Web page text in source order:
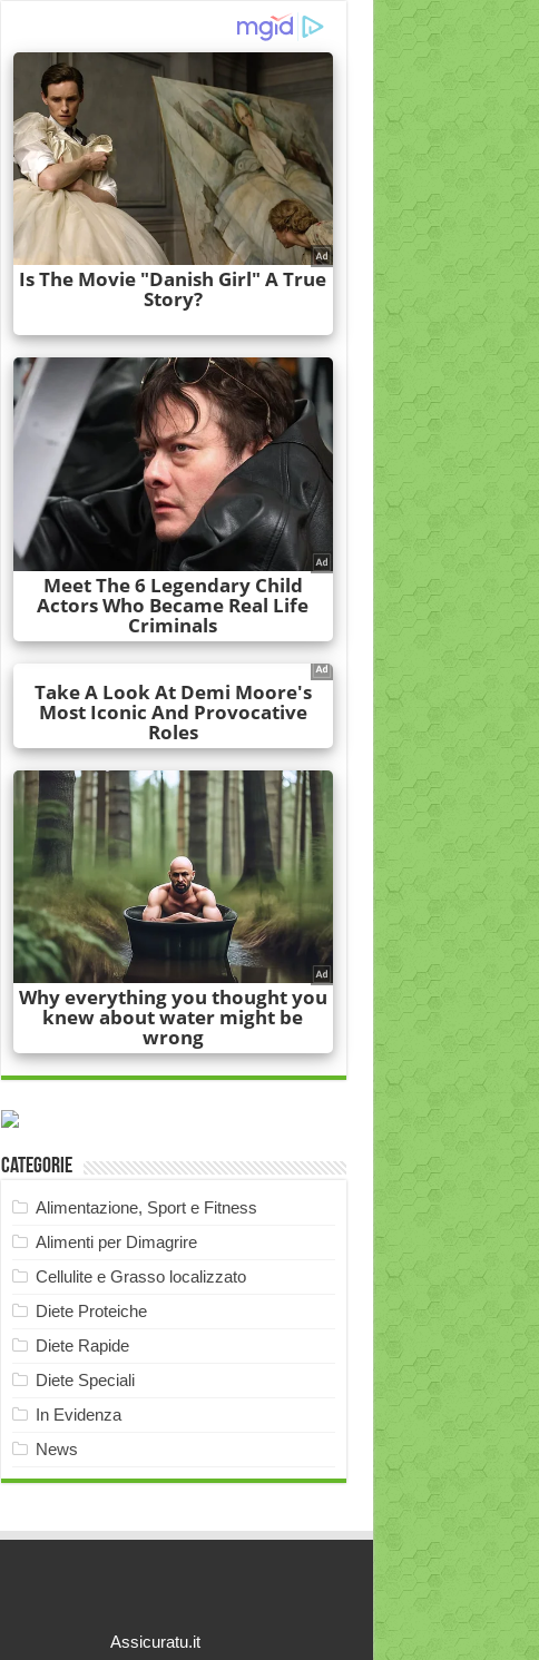
Categorie
Alimentazione, Sport e Fitness
Alimenti per Dimagrire
Cellulite e Grasso localizzato
Diete Proteiche
Diete Rapide
Diete Speciali
In Evidenza
News
Assicuratu.it